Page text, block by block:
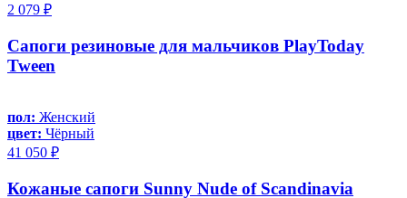
2 079 ₽
Сапоги резиновые для мальчиков PlayToday
Tween
пол: Женский
цвет: Чёрный
41 050 ₽
Кожаные сапоги Sunny Nude of Scandinavia